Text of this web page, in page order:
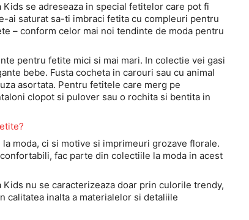
se adreseaza in special fetitelor care pot fi
ai saturat sa-ti imbraci fetita cu compleuri pentru
– conform celor mai noi tendinte de moda pentru
pentru fetite mici si mai mari. In colectie vei gasi
bebe. Fusta cocheta in carouri sau cu animal
asortata. Pentru fetitele care merg pe
clopot si pulover sau o rochita si bentita in
moda, ci si motive si imprimeuri grozave florale.
fac parte din colectiile la moda in acest
nu se caracterizeaza doar prin culorile trendy,
calitatea inalta a materialelor si detaliile